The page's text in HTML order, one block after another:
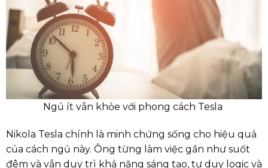
Ngủ ít vẫn khỏe với phong cách Tesla
Nikola Tesla chính là minh chứng sống cho hiệu quả
của cách ngủ này. Ông từng làm việc gần như suốt
đêm và vẫn duy trì khả năng sáng tạo, tư duy logic và